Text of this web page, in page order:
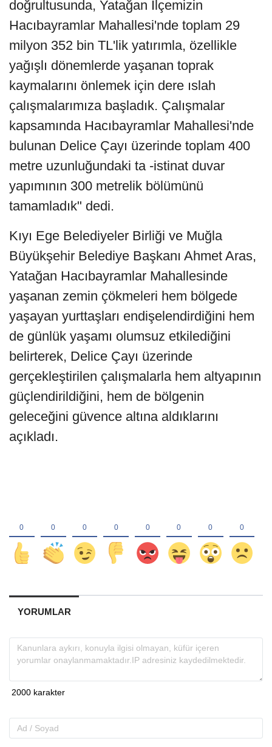
doğrultusunda, Yatağan İlçemizin
Hacıbayramlar Mahallesi'nde toplam 29
milyon 352 bin TL'lik yatırımla, özellikle
yağışlı dönemlerde yaşanan toprak
kaymalarını önlemek için dere ıslah
çalışmalarımıza başladık. Çalışmalar
kapsamında Hacıbayramlar Mahallesi'nde
bulunan Delice Çayı üzerinde toplam 400
metre uzunluğundaki ta -istinat duvar
yapımının 300 metrelik bölümünü
tamamladık" dedi.
Kıyı Ege Belediyeler Birliği ve Muğla
Büyükşehir Belediye Başkanı Ahmet Aras,
Yatağan Hacıbayramlar Mahallesinde
yaşanan zemin çökmeleri hem bölgede
yaşayan yurttaşları endişelendirdiğini hem
de günlük yaşamı olumsuz etkilediğini
belirterek, Delice Çayı üzerinde
gerçekleştirilen çalışmalarla hem altyapının
güçlendirildiğini, hem de bölgenin
geleceğini güvence altına aldıklarını
açıkladı.
YORUMLAR